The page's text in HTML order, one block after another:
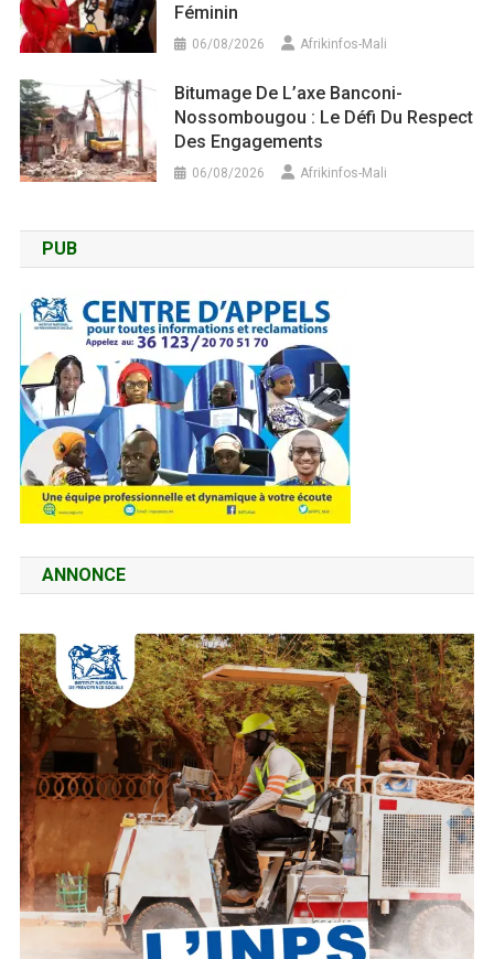
Féminin
06/08/2026 Afrikinfos-Mali
Bitumage De L’axe Banconi-
Nossombougou : Le Défi Du Respect
Des Engagements
06/08/2026 Afrikinfos-Mali
PUB
ANNONCE